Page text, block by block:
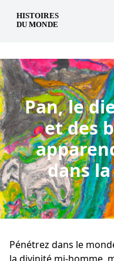
Pan, le
et des
dans
Pénétrez dans le